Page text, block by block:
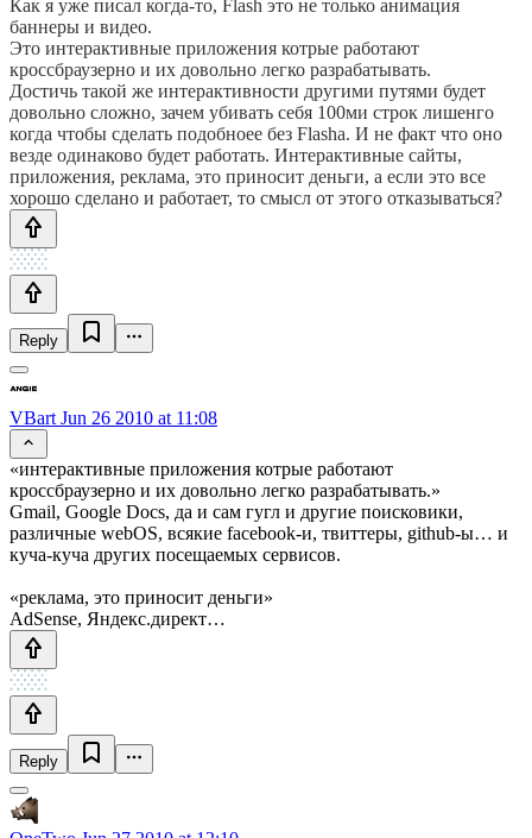
Как я уже писал когда-то, Flash это не только анимация
баннеры и видео.
Это интерактивные приложения котрые работают
кроссбраузерно и их довольно легко разрабатывать.
Достичь такой же интерактивности другими путями будет
довольно сложно, зачем убивать себя 100ми строк лишенго
когда чтобы сделать подобноее без Flashа. И не факт что оно
везде одинаково будет работать. Интерактивные сайты,
приложения, реклама, это приносит деньги, а если это все
хорошо сделано и работает, то смысл от этого отказываться?
Reply
VBart Jun 26 2010 at 11:08
«интерактивные приложения котрые работают
кроссбраузерно и их довольно легко разрабатывать.»
Gmail, Google Docs, да и сам гугл и другие поисковики,
различные webOS, всякие facebook-и, твиттеры, github-ы… и
куча-куча других посещаемых сервисов.
«реклама, это приносит деньги»
AdSense, Яндекс.директ…
Reply